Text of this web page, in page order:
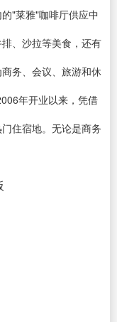
"莱雅"咖啡厅供应中
、沙拉等美食，还有
务、会议、旅游和休
年开业以来，凭借
住宿地。无论是商务